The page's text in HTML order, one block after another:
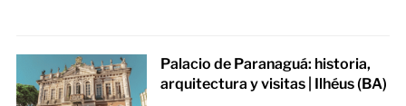
Palacio de Paranaguá: historia,
arquitectura y visitas | Ilhéus (BA)